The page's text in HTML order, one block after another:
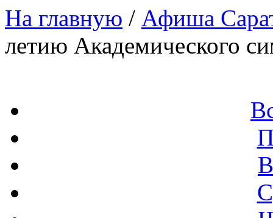
На главную / Афиша
летию Академического